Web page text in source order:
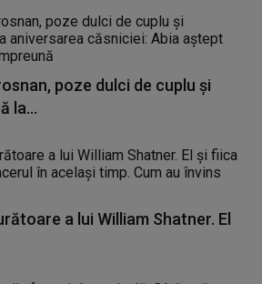
poze dulci de cuplu și
la...
a lui William Shatner. El